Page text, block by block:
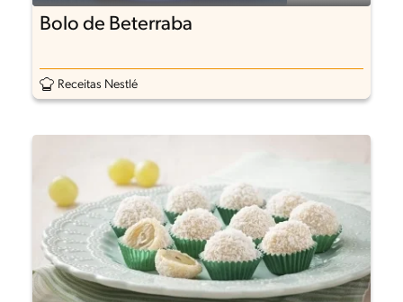
Bolo de Beterraba
Receitas Nestlé